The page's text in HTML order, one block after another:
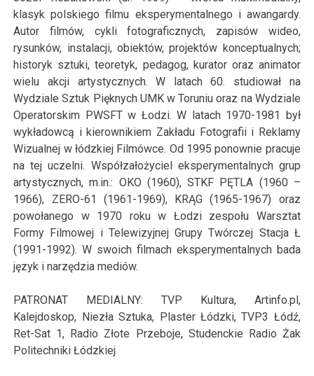
klasyk polskiego filmu eksperymentalnego i awangardy.
Autor filmów, cykli fotograficznych, zapisów wideo,
rysunków, instalacji, obiektów, projektów konceptualnych;
historyk sztuki, teoretyk, pedagog, kurator oraz animator
wielu akcji artystycznych. W latach 60. studiował na
Wydziale Sztuk Pięknych UMK w Toruniu oraz na Wydziale
Operatorskim PWSFT w Łodzi. W latach 1970-1981 był
wykładowcą i kierownikiem Zakładu Fotografii i Reklamy
Wizualnej w łódzkiej Filmówce. Od 1995 ponownie pracuje
na tej uczelni. Współzałożyciel eksperymentalnych grup
artystycznych, m.in.: OKO (1960), STKF PĘTLA (1960 –
1966), ZERO-61 (1961-1969), KRĄG (1965-1967) oraz
powołanego w 1970 roku w Łodzi zespołu Warsztat
Formy Filmowej i Telewizyjnej Grupy Twórczej Stacja Ł
(1991-1992). W swoich filmach eksperymentalnych bada
język i narzędzia mediów.
PATRONAT MEDIALNY: TVP Kultura, Artinfo.pl,
Kalejdoskop, Niezła Sztuka, Plaster Łódzki, TVP3 Łódź,
Ret-Sat 1, Radio Złote Przeboje, Studenckie Radio Żak
Politechniki Łódzkiej